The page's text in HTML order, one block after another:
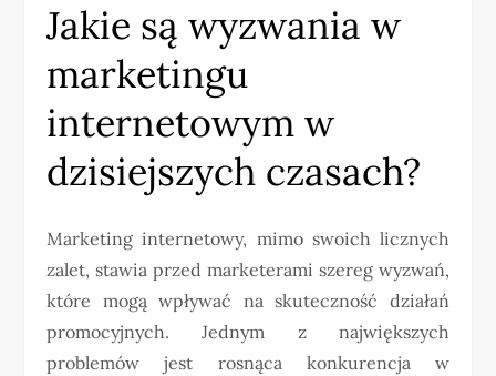
Jakie są wyzwania w
marketingu
internetowym w
dzisiejszych czasach?
Marketing internetowy, mimo swoich licznych
zalet, stawia przed marketerami szereg wyzwań,
które mogą wpływać na skuteczność działań
promocyjnych. Jednym z największych
problemów jest rosnąca konkurencja w